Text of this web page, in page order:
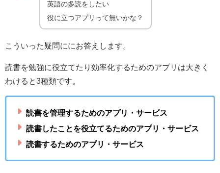
英語の多読をしたい
役に立つアプリって無いかな？
こういった疑問ににお答えします。
読書を勉強に役立てたり効率化するためのアプリは大きく
わけると3種類です。
読書を管理するためのアプリ・サービス
読書したことを役立てるためのアプリ・サービス
読書するためのアプリ・サービス